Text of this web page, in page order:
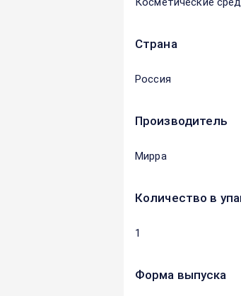
Страна
Россия
Производитель
Мирра
Количество в
1
Форма выпуска